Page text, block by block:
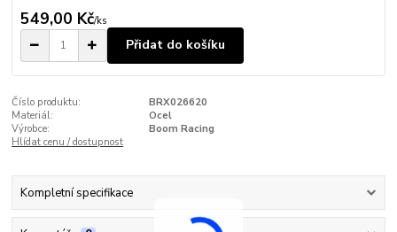
549,00 Kč/ks
Přidat do košíku
Číslo produktu:
BRX026620
Materiál:
Ocel
Výrobce:
Boom Racing
Hlídat cenu / dostupnost
Kompletní specifikace